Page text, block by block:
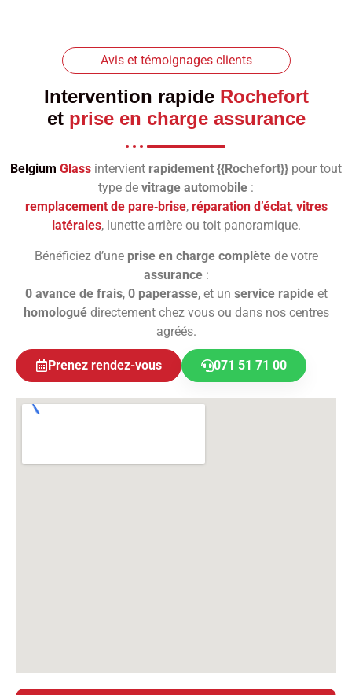
Avis et témoignages clients
Intervention rapide Rochefort
et prise en charge assurance
Belgium Glass intervient rapidement {{Rochefort}} pour tout
type de vitrage automobile :
remplacement de pare‑brise, réparation d’éclat, vitres
latérales, lunette arrière ou toit panoramique.
Bénéficiez d’une prise en charge complètede votre
assurance:
0 avance de frais, 0 paperasse, et un service rapideet
homologuédirectement chez vous ou dans nos centres
agréés.
Prenez rendez-vous 071 51 71 00